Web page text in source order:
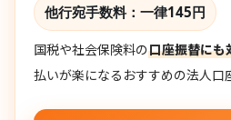
他行宛手数料： 一律145円
国税や社会保険料の口座振替にも
払いが楽になるおすすめの法人口